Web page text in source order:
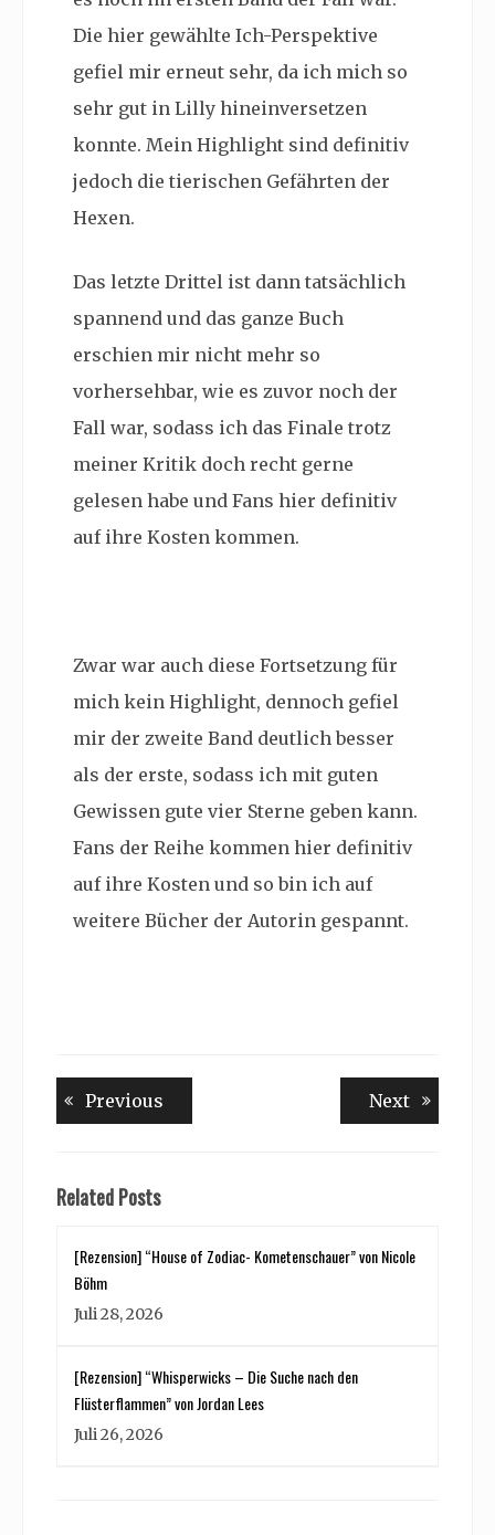
Die hier gewählte Ich-Perspektive
gefiel mir erneut sehr, da ich mich so
sehr gut in Lilly hineinversetzen
konnte. Mein Highlight sind definitiv
jedoch die tierischen Gefährten der
Hexen.
Das letzte Drittel ist dann tatsächlich
spannend und das ganze Buch
erschien mir nicht mehr so
vorhersehbar, wie es zuvor noch der
Fall war, sodass ich das Finale trotz
meiner Kritik doch recht gerne
gelesen habe und Fans hier definitiv
auf ihre Kosten kommen.
Zwar war auch diese Fortsetzung für
mich kein Highlight, dennoch gefiel
mir der zweite Band deutlich besser
als der erste, sodass ich mit guten
Gewissen gute vier Sterne geben kann.
Fans der Reihe kommen hier definitiv
auf ihre Kosten und so bin ich auf
weitere Bücher der Autorin gespannt.
Beitragsnavigation
Previous NextNext
Related Posts
[Rezension] “House of Zodiac- Kometenschauer” von Nicole
Böhm
Juli 28, 2026
[Rezension] “Whisperwicks – Die Suche nach den
Flüsterflammen” von Jordan Lees
Juli 26, 2026